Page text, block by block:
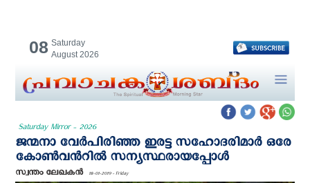
08 Saturday
August 2026
Saturday Mirror - 2026
ജന്മനാ വേര്‍പിരിഞ്ഞ ഇരട്ട സഹോദരിമാര്‍ ഒരേ
കോണ്‍വന്‍റില്‍ സന്യസ്ഥരായപ്പോള്‍
സ്വന്തം ലേഖകന്‍ 18-01-2019 - Friday